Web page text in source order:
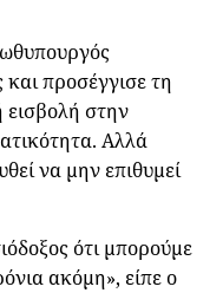
προσέγγισε τη
στην
Αλλά
να μην επιθυμεί
ότι μπορούμε
ακόμη», είπε ο